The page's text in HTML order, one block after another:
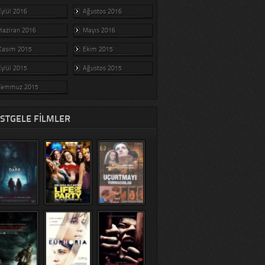
2016 Ağustos 2016
2016 Mayıs 2016
2015 Ekim 2015
2015 Ağustos 2015
2015
FILMLER